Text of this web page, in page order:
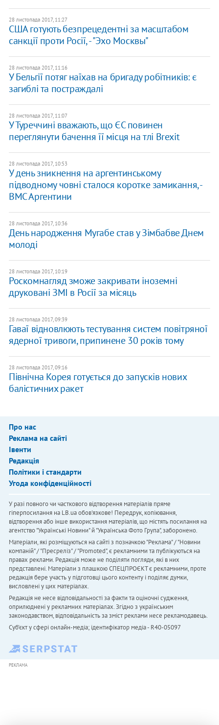
28 листопада 2017, 11:27
США готують безпрецедентні за масштабом
санкції проти Росії, - "Эхо Москвы"
28 листопада 2017, 11:16
У Бельгії потяг наїхав на бригаду робітників: є
загиблі та постраждалі
28 листопада 2017, 11:07
У Туреччині вважають, що ЄС повинен
переглянути бачення її місця на тлі Brexit
28 листопада 2017, 10:53
У день зникнення на аргентинському
підводному човні сталося коротке замикання, -
ВМС Аргентини
28 листопада 2017, 10:36
День народження Мугабе став у Зімбабве Днем
молоді
28 листопада 2017, 10:19
Роскомнагляд зможе закривати іноземні
друковані ЗМІ в Росії за місяць
28 листопада 2017, 09:39
Гаваї відновлюють тестування систем повітряної
ядерної тривоги, припинене 30 років тому
28 листопада 2017, 09:16
Північна Корея готується до запусків нових
балістичних ракет
Про нас
Реклама на сайті
Івенти
Редакція
Політики і стандарти
Угода конфіденційності
У разі повного чи часткового відтворення матеріалів пряме
гіперпосилання на LB.ua обов'язкове! Передрук, копіювання,
відтворення або інше використання матеріалів, що містять посилання на
агентство "Українськi Новини" й "Українська Фото Група", заборонено.
Матеріали, які розміщуються на сайті з позначкою "Реклама" / "Новини
компаній" / "Пресреліз" / "Promoted", є рекламними та публікуються на
правах реклами. Редакція може не поділяти погляди, які в них
представлені. Матеріали з плашкою СПЕЦПРОЄКТ є рекламними, проте
редакція бере участь у підготовці цього контенту і поділяє думки,
висловлені у цих матеріалах.
Редакція не несе відповідальності за факти та оціночні судження,
оприлюднені у рекламних матеріалах. Згідно з українським
законодавством, відповідальність за зміст реклами несе рекламодавець.
Cуб'єкт у сфері онлайн-медіа; ідентифікатор медіа - R40-05097
РЕКЛАМА